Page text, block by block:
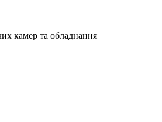
камер та обладнання